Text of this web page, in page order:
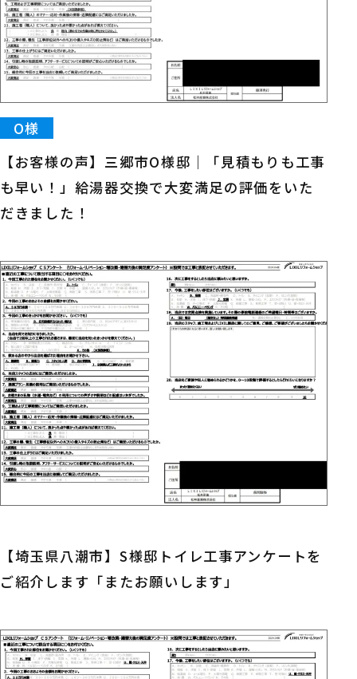
O様
【お客様の声】三郷市O様邸｜「見積もりも工事
も早い！」給湯器交換で大変満足の評価をいた
だきました！
【埼玉県八潮市】S様邸トイレ工事アンケートを
ご紹介します「またお願いします」